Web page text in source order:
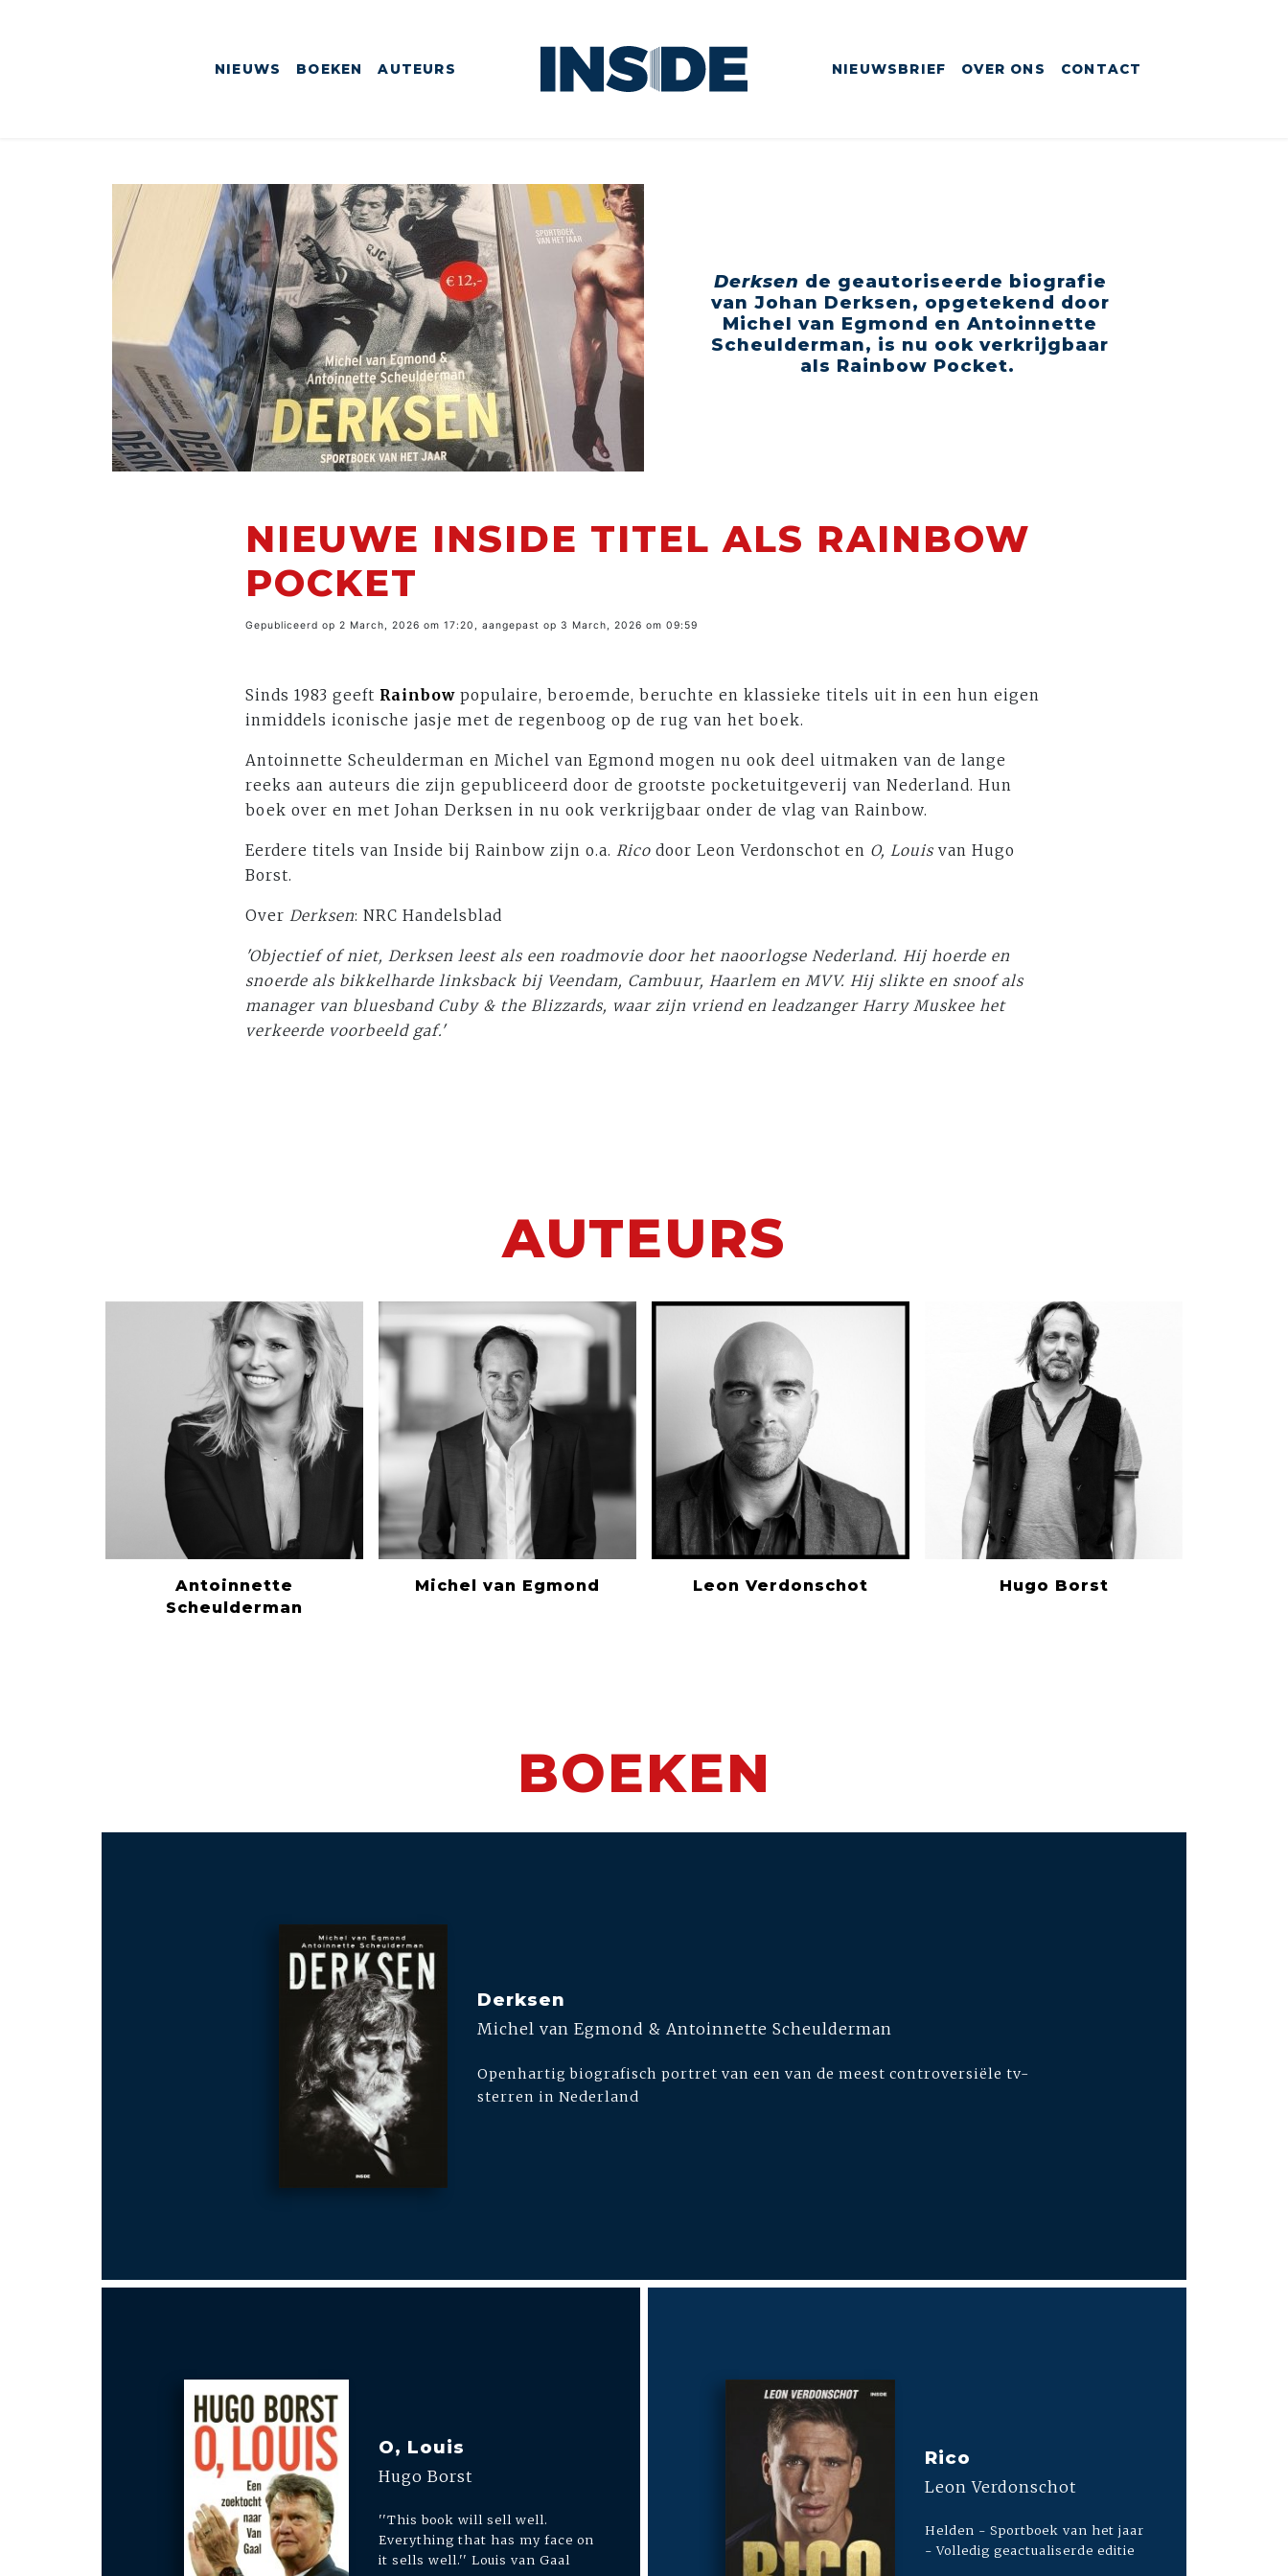
NIEUWS BOEKEN AUTEURS NIEUWSBRIEF OVER ONS CONTACT
Derksen de geautoriseerde biografie
van Johan Derksen, opgetekend door
Michel van Egmond en Antoinnette
Scheulderman, is nu ook verkrijgbaar
als Rainbow Pocket.
NIEUWE INSIDE TITEL ALS RAINBOW
POCKET
Gepubliceerd op 2 March, 2026 om 17:20, aangepast op 3 March, 2026 om 09:59
Sinds 1983 geeft Rainbowpopulaire, beroemde, beruchte en klassieke titels uit in een hun eigen
inmiddels iconische jasje met de regenboog op de rug van het boek.
Antoinnette Scheulderman en Michel van Egmond mogen nu ook deel uitmaken van de lange
reeks aan auteurs die zijn gepubliceerd door de grootste pocketuitgeverij van Nederland. Hun
boek over en met Johan Derksen in nu ook verkrijgbaar onder de vlag van Rainbow.
Eerdere titels van Inside bij Rainbow zijn o.a. Ricodoor Leon Verdonschot en O, Louisvan Hugo
Borst.
Over Derksen: NRC Handelsblad
'Objectief of niet, Derksen leest als een roadmovie door het naoorlogse Nederland. Hij hoerde en
snoerde als bikkelharde linksback bij Veendam, Cambuur, Haarlem en MVV. Hij slikte en snoof als
manager van bluesband Cuby & the Blizzards, waar zijn vriend en leadzanger Harry Muskee het
verkeerde voorbeeld gaf.'
AUTEURS
Antoinnette
Scheulderman
Michel van Egmond Leon Verdonschot Hugo Borst
BOEKEN
Derksen
Michel van Egmond & Antoinnette Scheulderman
Openhartig biografisch portret van een van de meest controversiële tv-
sterren in Nederland
O, Louis
Hugo Borst
''This book will sell well.
Everything that has my face on
it sells well.'' Louis van Gaal
Rico
Leon Verdonschot
Helden - Sportboek van het jaar
- Volledig geactualiserde editie